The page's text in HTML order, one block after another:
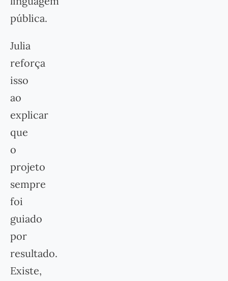
pública.
Julia
reforça
isso
ao
explicar
que
o
projeto
sempre
foi
guiado
por
resultado.
Existe,